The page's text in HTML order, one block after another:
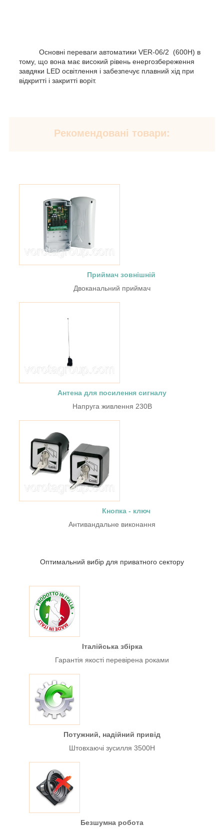
Основні переваги автоматики VER-06/2 (600H) в
тому, що вона має високий рівень енергозбереження
завдяки LED освітлення і забезпечує плавний хід при
відкритті і закритті воріт.
Рекомендовані товари:
Приймач зовнішній
Двоканальний приймач
Антена для посилення сигналу
Напруга живлення 230В
Кнопка - ключ
Антивандальне виконання
Оптимальний вибір для приватного сектору
Італійська збірка
Гарантія якості перевірена роками
Потужний, надійний привід
Штовхаючі зусилля 3500H
Безшумна робота